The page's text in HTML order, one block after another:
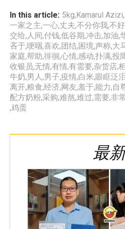
In this article: 5kg,Kamarul Azizi,
一家之主,一心,丈夫,不分你我,不
交给, 人间,付钱,低谷期,冲击,加油,
吝于,哽咽,喜欢,团结,困境,声称,大
家庭,帮助,徘徊,心情,感动,扑满,投
收银员,无情,有情,有需要,杂货店,
牛奶,男人 ,男子,疫情,白米,眼眶泛泪
离开,粮食,经济,网友,羞于,能力,自
配方奶粉,采购,难熬,难过,需要,非
,鸡蛋
最